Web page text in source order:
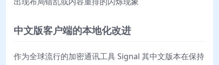
中文版客户端的本地化改进
作为全球流行的加密通讯工具 Signal 其中文版本在保持